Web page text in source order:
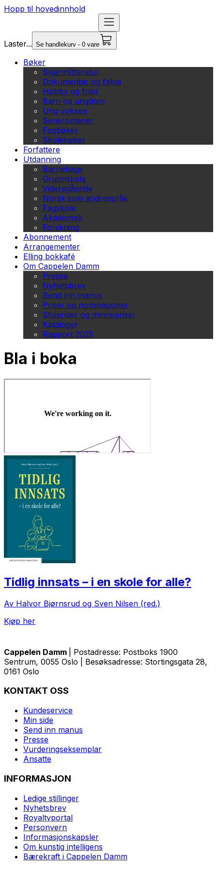
Hopp til hovedinnhold
Laster... Se handlekurv - 0 vare
Bøker
Skjønnlitteratur
Dokumentar og fakta
Hobby og fritid
Barn og ungdom
Ung voksen
Serieromaner
Fagbøker
Skolebøker
Forfattere
Utdanning
Barnehage
Grunnskole
Videregående
Norsk som andrespråk
Fagskole
Akademisk
Forskning
Abonnement
Arrangementer
Elling bokkafé
Om Cappelen Damm
Presse
Nyhetsbrev
Send inn manus
Priser og nominasjoner
Stipender og minnepriser
Kataloger
Rapport 2025
Bla i boka
Tidlig innsats – i en skole for alle?
Av Halvor Bjørnsrud og Sven Nilsen (red.)
Kjøp her
Cappelen Damm
| Postadresse: Postboks 1900
Sentrum, 0055 Oslo | Besøksadresse: Stortingsgata 28,
0161 Oslo
KONTAKT OSS
Kundeservice
Min side
Send inn manus
Presse
Vurderingseksemplar
Ansatte
INFORMASJON
Ledige stillinger
Nyhetsbrev
Royaltyportal
Personvern
Informasjonskapsler
Om kunstig intelligens
Bærekraft i Cappelen Damm